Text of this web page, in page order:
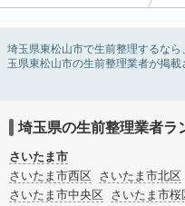
埼玉県東松山市で生前整理するな
玉県東松山市の生前整理業者が掲
伴う不用品の処分・回収・引き取
ョンサービスで絞り込み検索を利用
またお役立ち情報も豊富なので終
頓・老前整理・生前整理のコツに
埼玉県の生前整理業者ラ
さいたま市
さいたま市西区
さいたま市北区
さいたま市中央区
さいたま市桜